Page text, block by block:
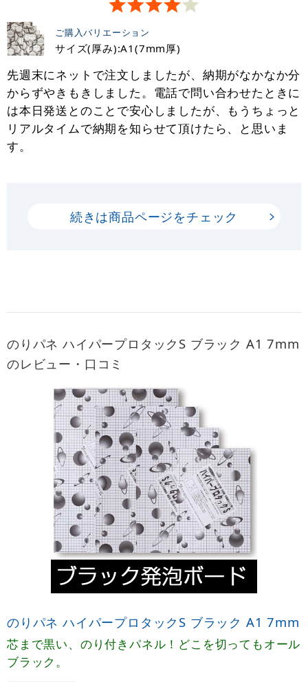
ご購入バリエーション
サイズ(厚み):A1(7mm厚)
先週末にネットで注文しましたが、納期がなかなか分
からずやきもきしました。電話で問い合わせたときに
は本日発送とのことで安心しましたが、もうちょっと
リアルタイムで納期を知らせて頂けたら、と思いま
す。
続きは商品ページをチェック
のりパネ ハイパープロタックS ブラック A1 7mm
のレビュー・口コミ
のりパネ ハイパープロタックS ブラック A1 7mm
芯まで黒い、のり付きパネル！どこを切ってもオール
ブラック。